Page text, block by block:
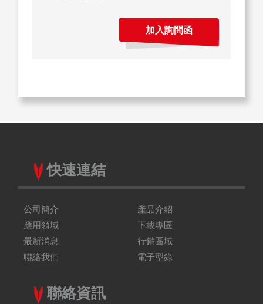
加入詢問函
快速連結
公司簡介
產品介紹
應用領域
下載專區
最新消息
行銷區域
聯絡我們
電子型錄
聯絡資訊